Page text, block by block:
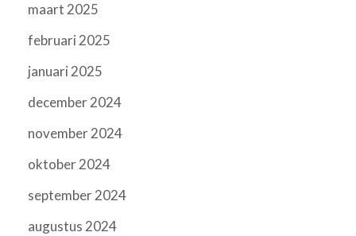
maart 2025
februari 2025
januari 2025
december 2024
november 2024
oktober 2024
september 2024
augustus 2024